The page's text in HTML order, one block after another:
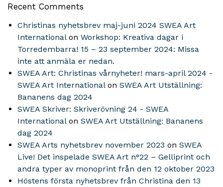
Recent Comments
Christinas nyhetsbrev maj-juni 2024 SWEA Art
Internationalon Workshop: Kreativa dagar i
Torredembarra! 15 – 23 september 2024: Missa
inte att anmäla er nedan.
SWEA Art: Christinas vårnyheter! mars-april 2024 -
SWEA Art Internationalon SWEA Art Utställning:
Bananens dag 2024
SWEA Skriver: Skriverövning 24 - SWEA
Internationalon SWEA Art Utställning: Bananens
dag 2024
SWEA Arts nyhetsbrev november 2023 on SWEA
Live! Det inspelade SWEA Art n°22 – Gelliprint och
andra typer av monoprint från den 12 oktober 2023
Höstens första nyhetsbrev från Christina den 13